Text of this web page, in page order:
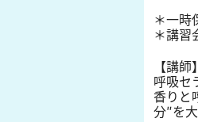
＊一時
＊講習
【講
呼吸セ
香りと
分″を